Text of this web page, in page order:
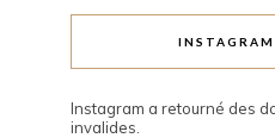
INSTAGRAM
Instagram a retourné des
invalides.